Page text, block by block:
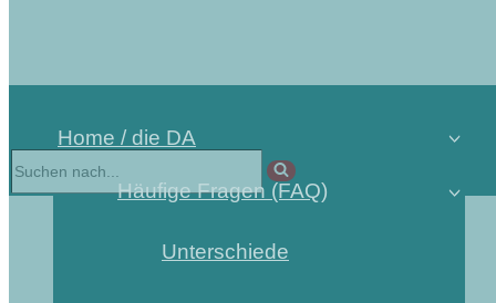
Home / die DA
Häufige Fragen (FAQ)
Unterschiede